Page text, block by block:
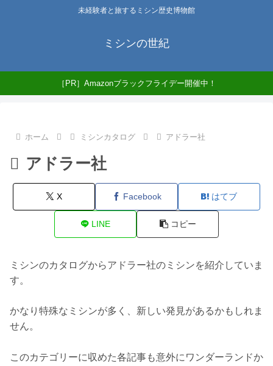
未経験者と旅するミシン歴史博物館
ミシンの世紀
［PR］Amazonブラックフライデー開催中！
ホーム ミシンカタログ アドラー社
アドラー社
X Facebook はてブ
LINE コピー
ミシンのカタログからアドラー社のミシンを紹介していま
す。
かなり特殊なミシンが多く、新しい発見があるかもしれま
せん。
このカテゴリーに収めた各記事も意外にワンダーランドか